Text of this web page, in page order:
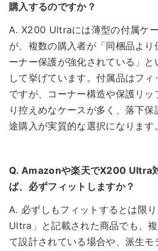
購入するのですか？
A. X200 Ultraには薄型の付属ケ
が、複数の購入者が「同梱品より
ーナー保護が強化されている」と
して挙げています。付属品はフ
ですが、コーナー構造や保護リッ
り控えめなケースが多く、落下
途購入が実質的な選択になります。
Q. Amazonや楽天でX200 Ultra
ば、必ずフィットしますか？
A. 必ずしもフィットするとは限
Ultra」と記載された商品でも、
て設計されている場合や、派生モ